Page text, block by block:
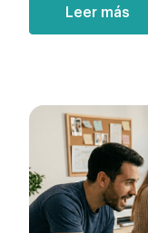
Leer más